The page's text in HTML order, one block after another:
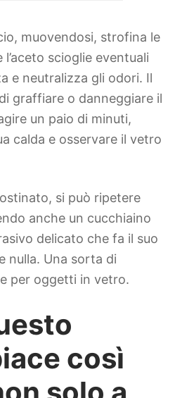
muovendosi, strofina le
scioglie eventuali
e neutralizza gli odori. Il
graffiare o danneggiare il
un paio di minuti,
calda e osservare il vetro
si può ripetere
anche un cucchiaino
delicato che fa il suo
nulla. Una sorta di
per oggetti in vetro.
così